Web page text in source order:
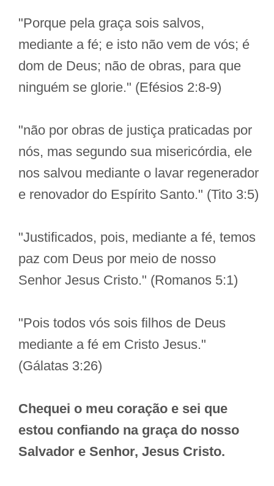
"Porque pela graça sois salvos,
mediante a fé; e isto não vem de vós; é
dom de Deus; não de obras, para que
ninguém se glorie." (Efésios 2:8-9)
"não por obras de justiça praticadas por
nós, mas segundo sua misericórdia, ele
nos salvou mediante o lavar regenerador
e renovador do Espírito Santo." (Tito 3:5)
"Justificados, pois, mediante a fé, temos
paz com Deus por meio de nosso
Senhor Jesus Cristo." (Romanos 5:1)
"Pois todos vós sois filhos de Deus
mediante a fé em Cristo Jesus."
(Gálatas 3:26)
Chequei o meu coração e sei que
estou confiando na graça do nosso
Salvador e Senhor, Jesus Cristo.